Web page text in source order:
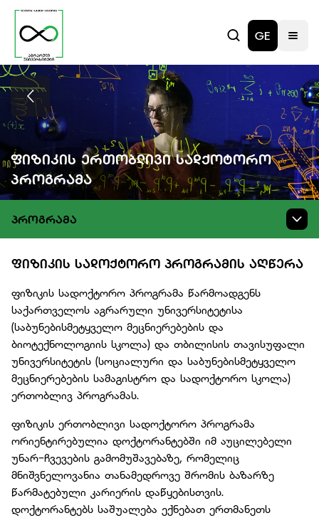
GE
Ფიზიკის Ერთობლივი Სადქოტორო
Პროგრამა
ᲞᲠᲝᲒᲠᲐᲛᲐ
ᲤᲘᲖᲘᲙᲘᲡ ᲡᲐᲓᲝᲥᲢᲝᲠᲝ ᲞᲠᲝᲒᲠᲐᲛᲘᲡ ᲐᲦᲬᲔᲠᲐ
ფიზიკის სადოქტორო პროგრამა წარმოადგენს
საქართველოს აგრარული უნივერსიტეტისა
(საბუნებისმეტყველო მეცნიერებების და
ბიოტექნოლოგიის სკოლა) და თბილისის თავისუფალი
უნივერსიტეტის (სოციალური და საბუნებისმეტყველო
მეცნიერებების სამაგისტრო და სადოქტორო სკოლა)
ერთობლივ პროგრამას.
ფიზიკის ერთობლივი სადოქტორო პროგრამა
ორიენტირებულია დოქტორანტებში იმ აუცილებელი
უნარ-ჩვევების გამომუშავებაზე, რომელიც
მნიშვნელოვანია თანამედროვე შრომის ბაზარზე
წარმატებული კარიერის დაწყებისთვის.
დოქტორანტებს საშუალება ექნებათ ერთმანეთს